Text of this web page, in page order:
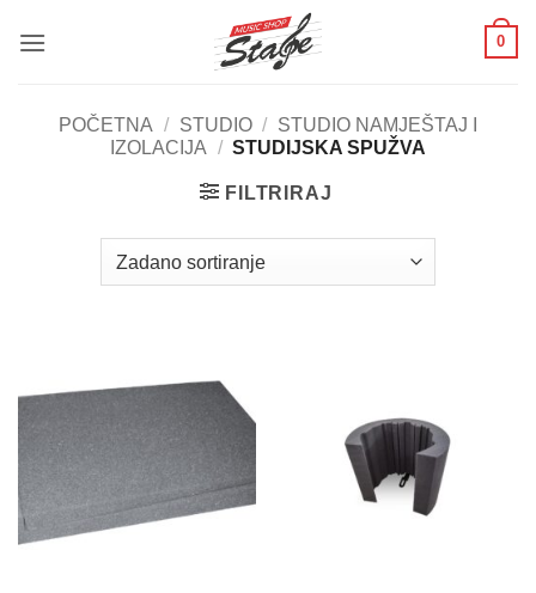
0
POČETNA / STUDIO / STUDIO NAMJEŠTAJ I
IZOLACIJA / STUDIJSKA SPUŽVA
FILTRIRAJ